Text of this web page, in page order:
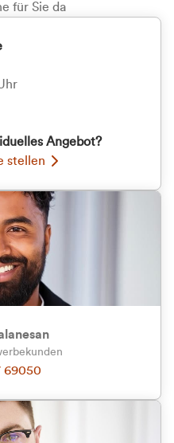
Sie?
MwSt.)
für Sie da
Angebot?
stellen
69050